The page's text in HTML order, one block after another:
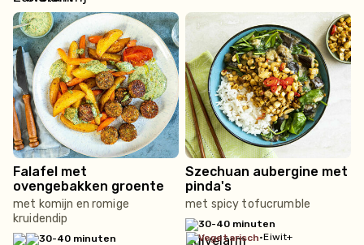
Falafel met
ovengebakken groente
met komijn en romige
kruidendip
30-40 minuten
Szechuan aubergine met
pinda's
met spicy tofucrumble
30-40 minuten
vegetarisch•Eiwit+